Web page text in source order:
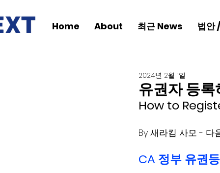
Home About 최근 News 법안
유권자 등
2024년 2월 1일
How to
CA 정부 유권